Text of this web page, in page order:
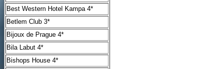
Best Western Hotel Kampa 4*
Betlem Club 3*
Bijoux de Prague 4*
Bila Labut 4*
Bishops House 4*